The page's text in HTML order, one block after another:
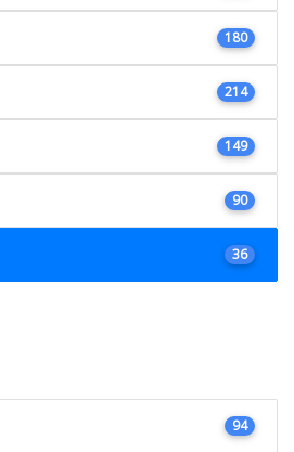
180
214
149
90
36
94